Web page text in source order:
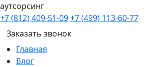
аутсорсинг
+7 (812) 409-51-09+7 (499) 113-60-77
Заказать звонок
Главная
Блог